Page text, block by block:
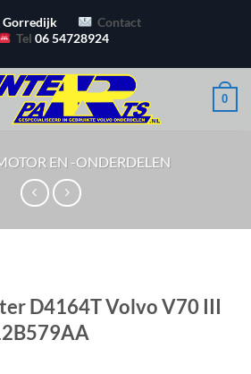
Gorredijk
Contact
Tel06 54728924
0
EN -ONDERDELEN
D4164T Volvo V70 III